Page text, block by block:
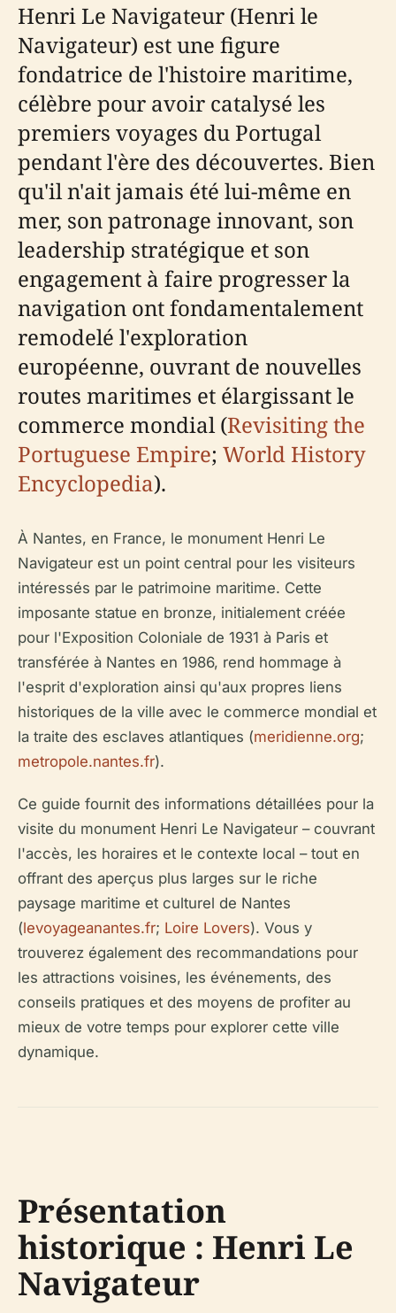
Henri Le Navigateur (Henri le
Navigateur) est une figure
fondatrice de l'histoire maritime,
célèbre pour avoir catalysé les
premiers voyages du Portugal
pendant l'ère des découvertes. Bien
qu'il n'ait jamais été lui-même en
mer, son patronage innovant, son
leadership stratégique et son
engagement à faire progresser la
navigation ont fondamentalement
remodelé l'exploration
européenne, ouvrant de nouvelles
routes maritimes et élargissant le
commerce mondial (Revisiting the
Portuguese Empire; World History
Encyclopedia).
À Nantes, en France, le monument Henri Le
Navigateur est un point central pour les visiteurs
intéressés par le patrimoine maritime. Cette
imposante statue en bronze, initialement créée
pour l'Exposition Coloniale de 1931 à Paris et
transférée à Nantes en 1986, rend hommage à
l'esprit d'exploration ainsi qu'aux propres liens
historiques de la ville avec le commerce mondial et
la traite des esclaves atlantiques (meridienne.org;
metropole.nantes.fr).
Ce guide fournit des informations détaillées pour la
visite du monument Henri Le Navigateur – couvrant
l'accès, les horaires et le contexte local – tout en
offrant des aperçus plus larges sur le riche
paysage maritime et culturel de Nantes
(levoyageanantes.fr; Loire Lovers). Vous y
trouverez également des recommandations pour
les attractions voisines, les événements, des
conseils pratiques et des moyens de profiter au
mieux de votre temps pour explorer cette ville
dynamique.
Présentation
historique : Henri Le
Navigateur